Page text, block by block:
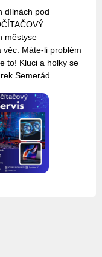
dílnách pod
městyse
věc. Máte-li problém
to! Kluci a holky se
Semerád.